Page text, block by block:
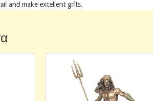
and make excellent gifts.